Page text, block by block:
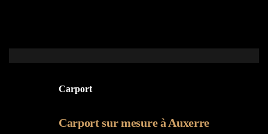
Carport
Carport sur mesure à Auxerre